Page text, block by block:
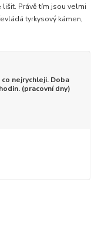
Právě tím jsou velmi
tyrkysový kámen,
nejrychleji. Doba
(pracovní dny)